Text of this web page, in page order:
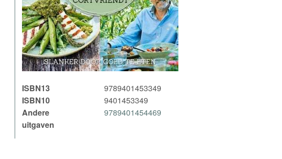
ISBN13
9789401453349
ISBN10
9401453349
Andere
uitgaven
9789401454469